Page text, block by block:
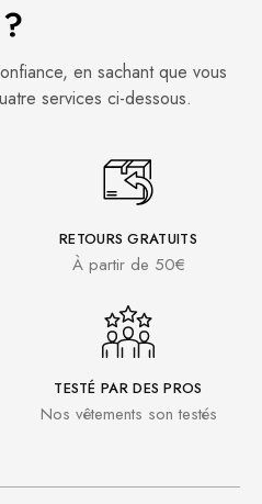
en sachant que vous
services ci-dessous.
RETOURS GRATUITS
À partir de 50€
TESTÉ PAR DES PROS
Nos vêtements son testés